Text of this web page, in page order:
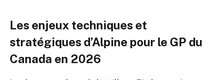
Les enjeux techniques et
stratégiques d’Alpine pour le GP du
Canada en 2026